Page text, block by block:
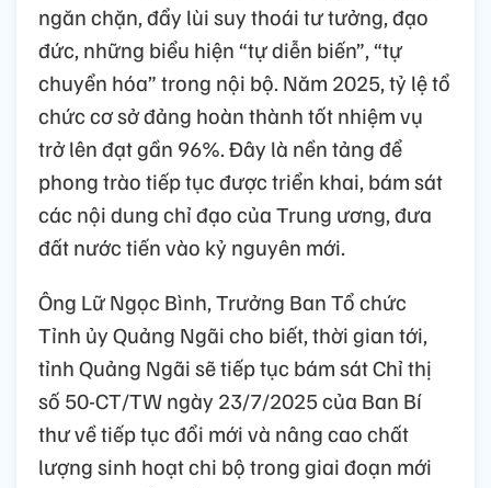
ngăn chặn, đẩy lùi suy thoái tư tưởng, đạo
đức, những biểu hiện “tự diễn biến”, “tự
chuyển hóa” trong nội bộ. Năm 2025, tỷ lệ tổ
chức cơ sở đảng hoàn thành tốt nhiệm vụ
trở lên đạt gần 96%. Đây là nền tảng để
phong trào tiếp tục được triển khai, bám sát
các nội dung chỉ đạo của Trung ương, đưa
đất nước tiến vào kỷ nguyên mới.
Ông Lữ Ngọc Bình, Trưởng Ban Tổ chức
Tỉnh ủy Quảng Ngãi cho biết, thời gian tới,
tỉnh Quảng Ngãi sẽ tiếp tục bám sát Chỉ thị
số 50-CT/TW ngày 23/7/2025 của Ban Bí
thư về tiếp tục đổi mới và nâng cao chất
lượng sinh hoạt chi bộ trong giai đoạn mới